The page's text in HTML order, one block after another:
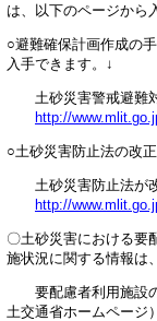
は、以下のページから
○避難確保計画作成の
入手できます。↓
土砂災害警戒避難対
http://
○土砂災害防止法の改
土砂災害防止法が改
http://
〇土砂災害における要
施状況に関する情報は
要配慮者利用施設の
土交通省ホームページ）